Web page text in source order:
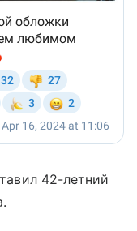
42-летний